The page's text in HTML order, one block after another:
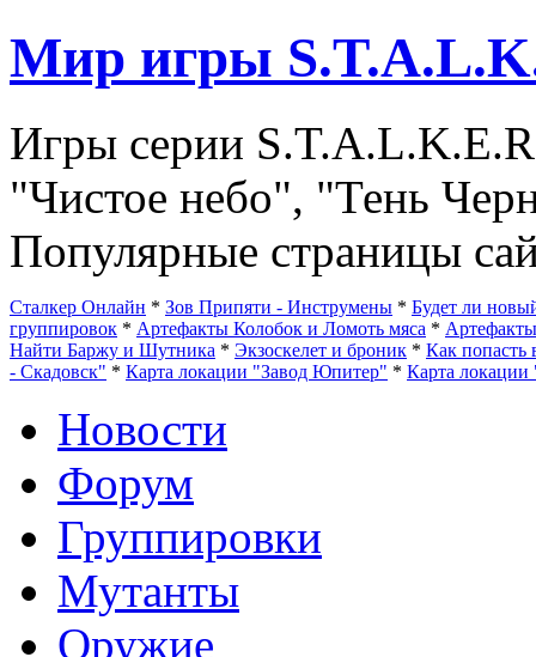
Мир игры
Игры серии
"Чистое небо", "Тень
Популярные страницы
Сталкер Онлайн * Зов Припяти - Инструмены * Будет ли
группировок * Артефакты Колобок и Ломоть мяса * Артефакты
Найти Баржу и Шутника * Экзоскелет и броник * Как попасть
- Скадовск" * Карта локации "Завод Юпитер" * Карта
Новости
Форум
Группировки
Мутанты
Оружие